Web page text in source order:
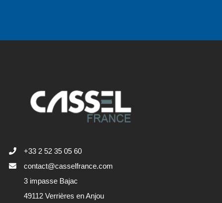
+33 2 52 35 05 60
contact@casselfrance.com
3 impasse Bajac
49112 Verrières en Anjou